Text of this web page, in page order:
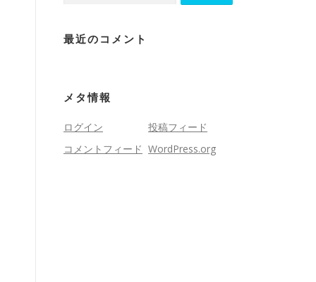
最近のコメント
メタ情報
ログイン
投稿フィード
コメントフィード WordPress.org